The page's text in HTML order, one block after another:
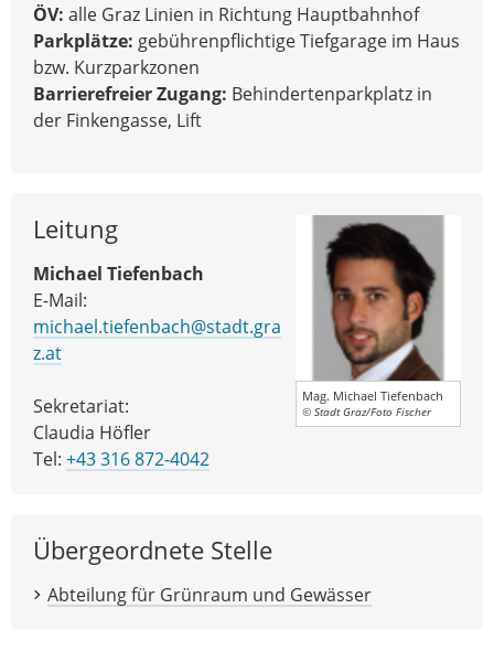
ÖV: alle Graz Linien in Richtung Hauptbahnhof
Parkplätze: gebührenpflichtige Tiefgarage im Haus
bzw. Kurzparkzonen
Barrierefreier Zugang: Behindertenparkplatz in
der Finkengasse, Lift
Mag. Michael Tiefenbach
© Stadt Graz/Foto Fischer
Leitung
Michael Tiefenbach
E-Mail:
michael.tiefenbach@stadt.gra
z.at
Sekretariat:
Claudia Höfler
Tel: +43 316 872-4042
Übergeordnete Stelle
Abteilung für Grünraum und Gewässer